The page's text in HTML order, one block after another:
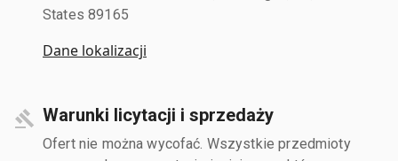
States 89165
Dane lokalizacji
Warunki licytacji i sprzedaży
Ofert nie można wycofać. Wszystkie przedmioty